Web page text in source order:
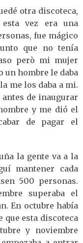
otra discoteca,
vez era una
fue mágico
que no tenía
però mi mujer
un hombre le daba
me los daba a mi.
de inaugurar
y me dió el
de pagar el
la gente va a la
mantener cada
500 personas.
superaba el
En octubre había
que esta discoteca
y noviembre